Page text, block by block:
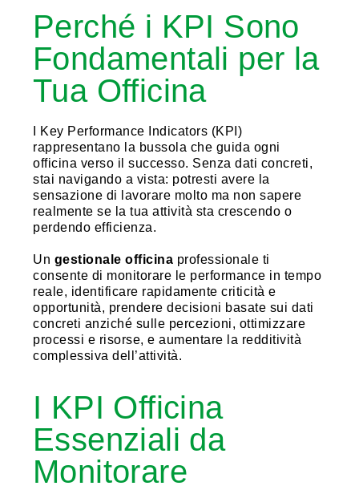
Perché i KPI Sono
Fondamentali per la
Tua Officina
I Key Performance Indicators (KPI)
rappresentano la bussola che guida ogni
officina verso il successo. Senza dati concreti,
stai navigando a vista: potresti avere la
sensazione di lavorare molto ma non sapere
realmente se la tua attività sta crescendo o
perdendo efficienza.
Un gestionale officina professionale ti
consente di monitorare le performance in tempo
reale, identificare rapidamente criticità e
opportunità, prendere decisioni basate sui dati
concreti anziché sulle percezioni, ottimizzare
processi e risorse, e aumentare la redditività
complessiva dell’attività.
I KPI Officina
Essenziali da
Monitorare